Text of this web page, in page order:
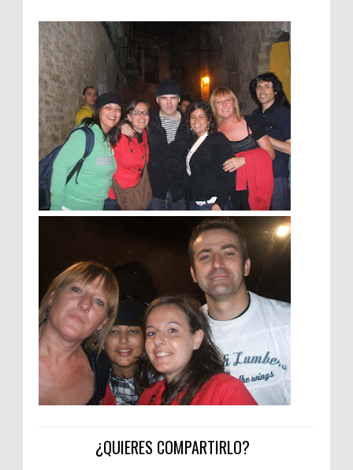
¿QUIERES COMPARTIRLO?